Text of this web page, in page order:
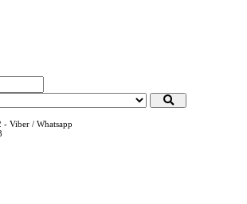
Viber / Whatsapp